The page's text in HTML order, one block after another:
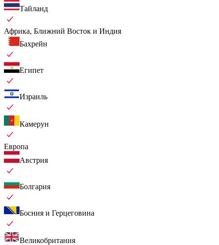
Тайланд
Африка, Ближний Восток и Индия
Бахрейн
Египет
Израиль
Камерун
Европа
Австрия
Болгария
Босния и Герцеговина
Великобритания